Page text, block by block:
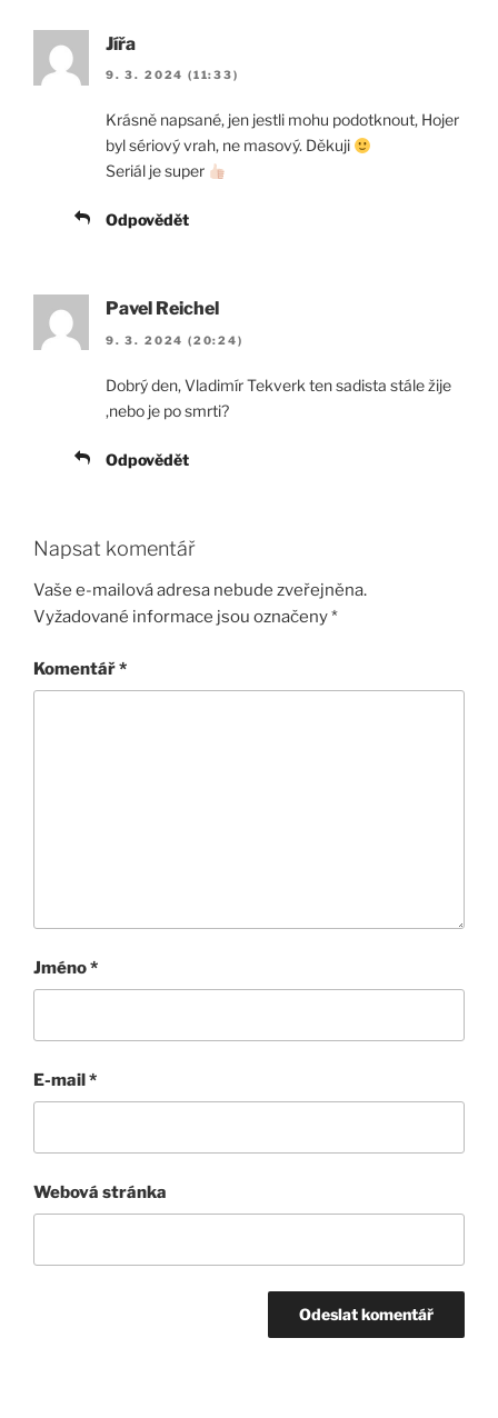
Jířa
9. 3. 2024 (11:33)
Krásně napsané, jen jestli mohu podotknout, Hojer
byl sériový vrah, ne masový. Děkuji
Seriál je super
Odpovědět
Pavel Reichel
9. 3. 2024 (20:24)
Dobrý den, Vladimír Tekverk ten sadista stále žije
,nebo je po smrti?
Odpovědět
Napsat komentář
Vaše e-mailová adresa nebude zveřejněna.
Vyžadované informace jsou označeny*
Komentář*
Jméno*
E-mail*
Webová stránka